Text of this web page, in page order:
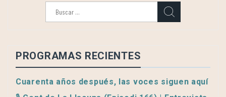
Buscar:
PROGRAMAS RECIENTES
Cuarenta años después, las voces siguen aquí